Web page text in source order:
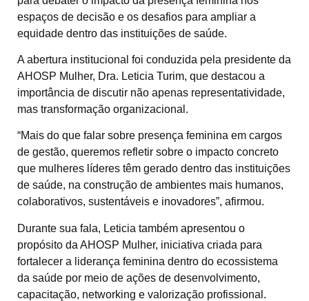
espaços de decisão e os desafios para ampliar a
equidade dentro das instituições de saúde.
A abertura institucional foi conduzida pela presidente da
AHOSP Mulher, Dra. Leticia Turim, que destacou a
importância de discutir não apenas representatividade,
mas transformação organizacional.
“Mais do que falar sobre presença feminina em cargos
de gestão, queremos refletir sobre o impacto concreto
que mulheres líderes têm gerado dentro das instituições
de saúde, na construção de ambientes mais humanos,
colaborativos, sustentáveis e inovadores”, afirmou.
Durante sua fala, Leticia também apresentou o
propósito da AHOSP Mulher, iniciativa criada para
fortalecer a liderança feminina dentro do ecossistema
da saúde por meio de ações de desenvolvimento,
capacitação, networking e valorização profissional.